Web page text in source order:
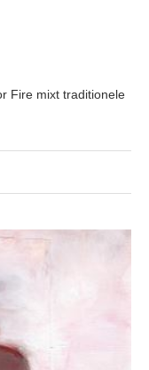
Fire mixt traditionele